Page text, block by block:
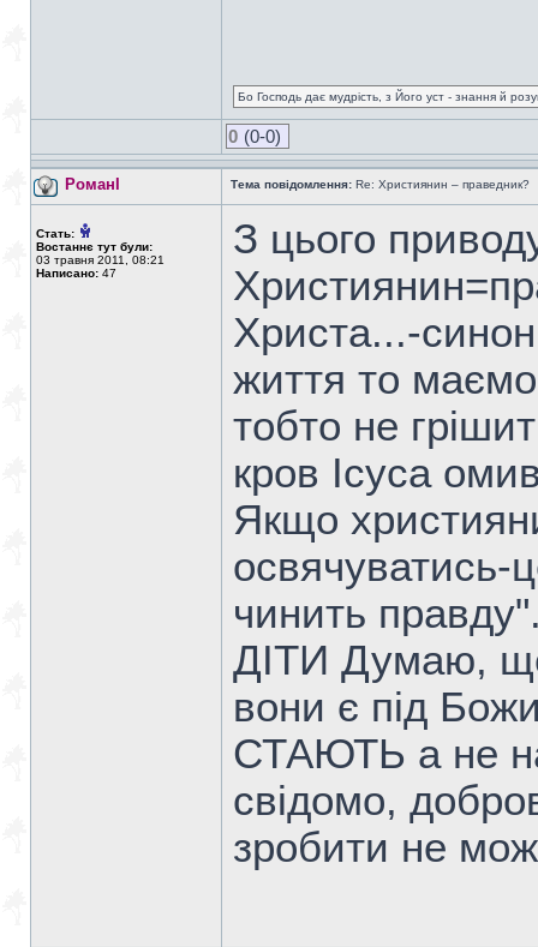
Бо Господь дає мудрість, з Його уст - знання й
0 (0-0)
РоманІ Тема повідомлення: Re: Християнин – праведник?
Стать:
Востаннє тут були:
03 травня 2011, 08:21
Написано: 47
З цього
Христа...-
життя то
тобто не
кров Ісуса
Якщо
чинить
ДІТИ Думаю,
вони є під
СТАЮТЬ а не
свідомо,
зробити не